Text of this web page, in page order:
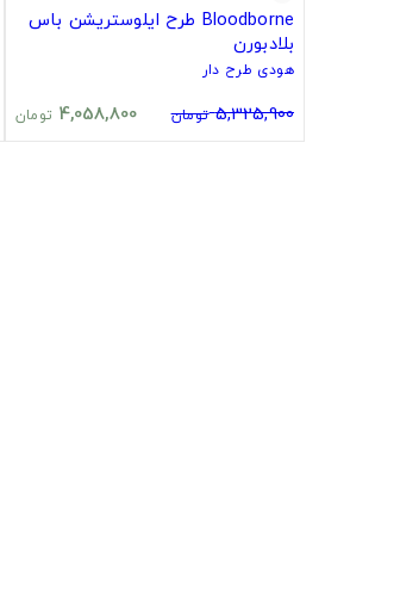
Bloodborne طرح ایلوستریشن باس
بلادبورن
هودی طرح دار
5,325,900 تومان 4,058,800 تومان